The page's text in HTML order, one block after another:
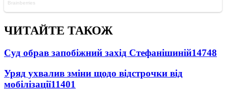
ЧИТАЙТЕ ТАКОЖ
Суд обрав запобіжний захід Стефанішиній14748
Уряд ухвалив зміни щодо відстрочки від
мобілізації11401